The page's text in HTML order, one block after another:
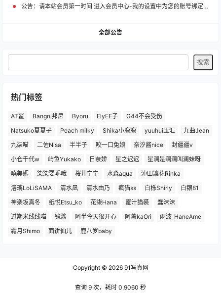
公告： 请本站会员第一时间 进入会员中心-我的设置中为您的账号绑定邮箱!
全部公告
热门标签
AT鲨 Bangni邦尼 Byoru ElyEE子
G44不会受伤
Natsuko夏夏子
Peach milky Shika小鹿鹿 yuuhui玉汇
九曲Jean
九柒喵
二佐Nisa 半半子 咬一口兔娘 奈汐酱nice
封疆疆v
小仓千代w
屿鱼Yukako 日奈娇 星之迟迟
星澜是澜澜叫澜妹呀
曉美媽
柒柒要乖哦 桜井宁宁 水淼aqua
沖田凜花Rinka
洛璃LoLiSAMA
清水凪 清水由乃 疯猫ss 白栎Shirly
白银81
神楽坂真冬
纸悦Etsu_ko 花柒Hana 蜜汁猫裘
蠢沫沫
过期米线线喵
镜酱 阿半今天很开心 阿薰kaOri
雨波_HaneAme
霜月Shimo
面饼仙儿 鹿八岁baby
Copyright © 202691写真网
查询 9 次，耗时 0.9060 秒